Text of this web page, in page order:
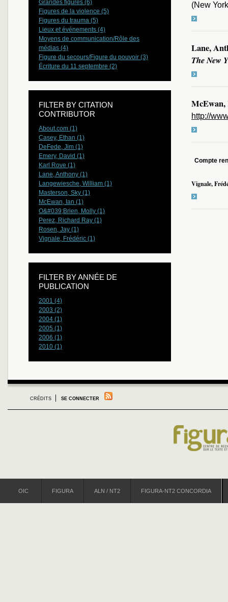
(New
Lane,
The New
McEwan,
http://
Compte
Vignale,
Grandes figures (6)
Figures de la violence (5)
Figures du trauma (5)
Lieux et événements (4)
Moyens de communication/Rôle des
médias (4)
Figure du secours/Figure du pouvoir (3)
Écriture du 11 septembre (2)
FILTER BY CITATION
CONTRIBUTOR
About.com (1)
Casey, Ethan (1)
DeFede, Jim (1)
Emery, David (1)
Karl Rove (1)
Lane, Anthony (1)
Langewiesche, William (1)
Masterson, Sky (1)
McEwan, Ian (1)
O&#039;Brien, Molly (1)
Perez, Richard Ray (1)
Rosen, Jay (1)
Vignale, Frédéric (1)
FILTER BY ANNÉE DE
PUBLICATION
2001 (4)
2003 (2)
2004 (1)
2005 (1)
2006 (1)
2010 (1)
CRÉDITS SE CONNECTER
OIC FIGURA ALN / NT2 FIGURA-NT2 CONCORDIA